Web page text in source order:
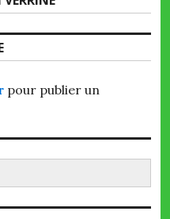
pour publier un